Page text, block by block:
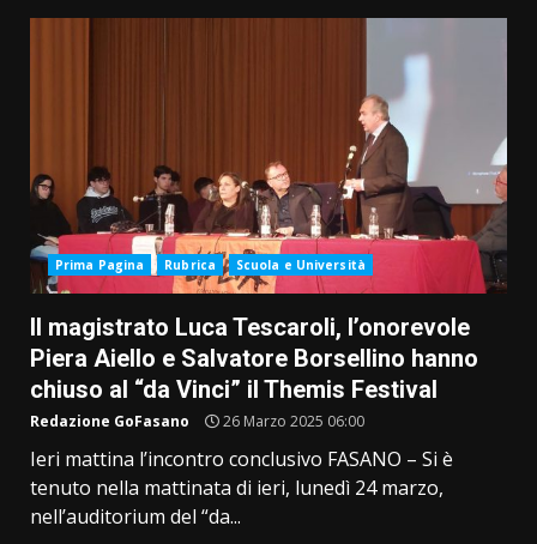
Prima Pagina Rubrica Scuola e Università
Il magistrato Luca Tescaroli, l’onorevole
Piera Aiello e Salvatore Borsellino hanno
chiuso al “da Vinci” il Themis Festival
Redazione GoFasano 26 Marzo 2025 06:00
Ieri mattina l’incontro conclusivo FASANO – Si è
tenuto nella mattinata di ieri, lunedì 24 marzo,
nell’auditorium del “da...